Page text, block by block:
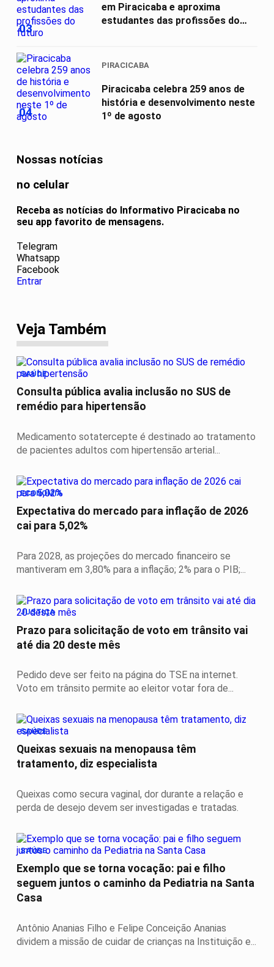
03
em Piracicaba e aproxima
estudantes das profissões do
04
PIRACICABA
Piracicaba celebra 259 anos de
história e desenvolvimento neste
1º de agosto
Nossas notícias
no celular
Receba as notícias do Informativo Piracicaba no
seu app favorito de mensagens.
Telegram
Whatsapp
Facebook
Entrar
Veja Também
SAÚDE
Consulta pública avalia inclusão no SUS de
remédio para hipertensão
Medicamento sotatercepte é destinado ao tratamento
de pacientes adultos com hipertensão arterial...
ECONOMIA
Expectativa do mercado para inflação de 2026
cai para 5,02%
Para 2028, as projeções do mercado financeiro se
mantiveram em 3,80% para a inflação; 2% para o PIB;...
JUSTIÇA
Prazo para solicitação de voto em trânsito vai
até dia 20 deste mês
Pedido deve ser feito na página do TSE na internet.
Voto em trânsito permite ao eleitor votar fora de...
SAÚDE
Queixas sexuais na menopausa têm
tratamento, diz especialista
Queixas como secura vaginal, dor durante a relação e
perda de desejo devem ser investigadas e tratadas.
SAÚDE
Exemplo que se torna vocação: pai e filho
seguem juntos o caminho da Pediatria na Santa
Casa
Antônio Ananias Filho e Felipe Conceição Ananias
dividem a missão de cuidar de crianças na Instituição e...